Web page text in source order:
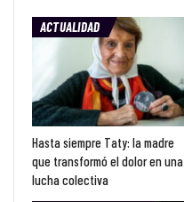
ACTUALIDAD
Hasta siempre Taty: la madre
que transformó el dolor en una
lucha colectiva